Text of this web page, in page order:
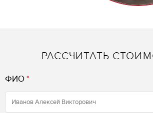
РАССЧИТАТЬ
ФИО *